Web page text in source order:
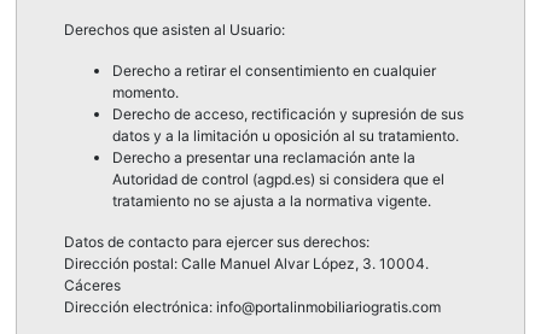
Derechos que asisten al Usuario:
Derecho a retirar el consentimiento en cualquier
momento.
Derecho de acceso, rectificación y supresión de sus
datos y a la limitación u oposición al su tratamiento.
Derecho a presentar una reclamación ante la
Autoridad de control (agpd.es) si considera que el
tratamiento no se ajusta a la normativa vigente.
Datos de contacto para ejercer sus derechos:
Dirección postal: Calle Manuel Alvar López, 3. 10004.
Cáceres
Dirección electrónica: info@portalinmobiliariogratis.com